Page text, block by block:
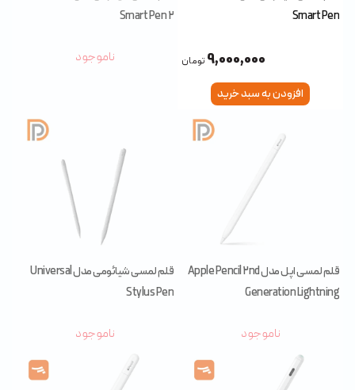
Smart Pen
9,000,000 تومان
افزودن به سبد خرید
Smart Pen 2
ناموجود
قلم لمسی اپل مدل Apple Pencil 2nd
Generation Lightning
ناموجود
قلم لمسی شیائومی مدل Universal
Stylus Pen
ناموجود